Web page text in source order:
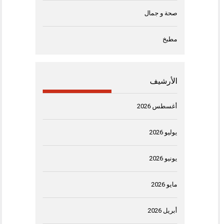
صحة و جمال
مطبخ
الأرشيف
أغسطس 2026
يوليو 2026
يونيو 2026
مايو 2026
أبريل 2026